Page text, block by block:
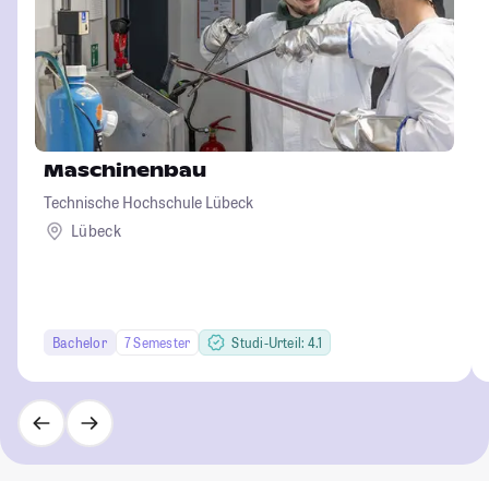
Maschinenbau
Technische Hochschule Lübeck
Lübeck
Bachelor 7 Semester Studi-Urteil: 4.1